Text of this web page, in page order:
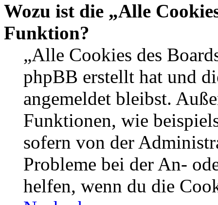
Wozu ist die „Alle
Funktion?
„Alle Cookies des
phpBB erstellt hat und
angemeldet bleibst.
Funktionen, wie
sofern von der
Probleme bei der An-
helfen, wenn du die